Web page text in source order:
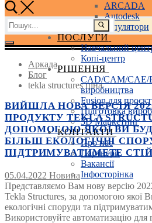
ARCADA
Autodesk
3D маніпулятори
ПОСЛУГИ
Навчальний
Копі-центр
РІШЕННЯ
CAD/CAM/CAE/
виробництва
Fusion для
Підготовка
3D Маркетинг
КОНТАКТИ
Про нас
Партнери
Вакансії
Інфосторінка
Пошук:
Аркада
Блог
tekla structures ціна
ВИЙШЛА НОВА ВЕРСІЯ
ПРОДУКТУ TEKLA
ДОПОМОГОЮ ЯКОЇ ВИ
БІЛЬШ ЕКОЛОГІЧНІ
ПІДТРИМУВАТИМЕТЕ
05.04.2022 Новина
Представляємо Вам нову версію
Tekla Structures, за допомогою якої
екологічні споруди та
Використовуйте автоматизацію